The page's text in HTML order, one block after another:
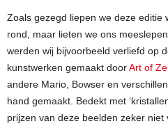
Zoals gezegd liepen we deze editie
rond, maar lieten we ons
werden wij bijvoorbeeld verliefd op
kunstwerken gemaakt doorArt of
andere Mario, Bowser en
hand gemaakt. Bedekt met
prijzen van deze beelden zeker